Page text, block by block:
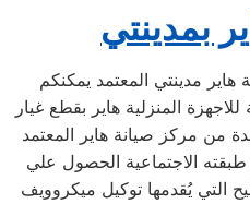
بمدينتي
مدينتي المعتمد يمكنكم
المنزلية هاير بقطع غيار
الاجتماعية الحصول علي
التي يُقدمها توكيل ميكروويف